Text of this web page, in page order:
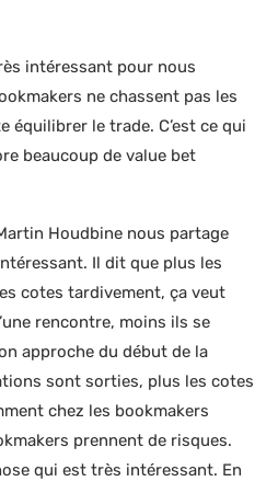
intéressant pour nous
ne chassent pas les
équilibrer le trade. C’est ce qui
beaucoup de value bet
Houdbine nous partage
Il dit que plus les
cotes tardivement, ça veut
rencontre, moins ils se
approche du début de la
sont sorties, plus les cotes
chez les bookmakers
prennent de risques.
qui est très intéressant. En